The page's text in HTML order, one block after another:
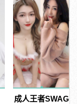
成人王者SWAG